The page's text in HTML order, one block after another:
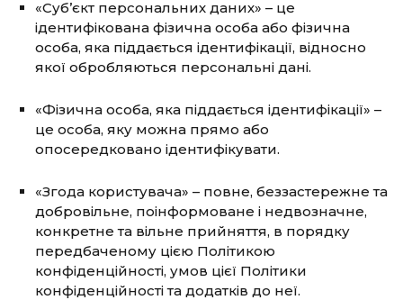
«Суб’єкт персональних даних» – це
ідентифікована фізична особа або фізична
особа, яка піддається ідентифікації, відносно
якої обробляються персональні дані.
«Фізична особа, яка піддається ідентифікації» –
це особа, яку можна прямо або
опосередковано ідентифікувати.
«Згода користувача» – повне, беззастережне та
добровільне, поінформоване і недвозначне,
конкретне та вільне прийняття, в порядку
передбаченому цією Політикою
конфіденційності, умов цієї Політики
конфіденційності та додатків до неї.